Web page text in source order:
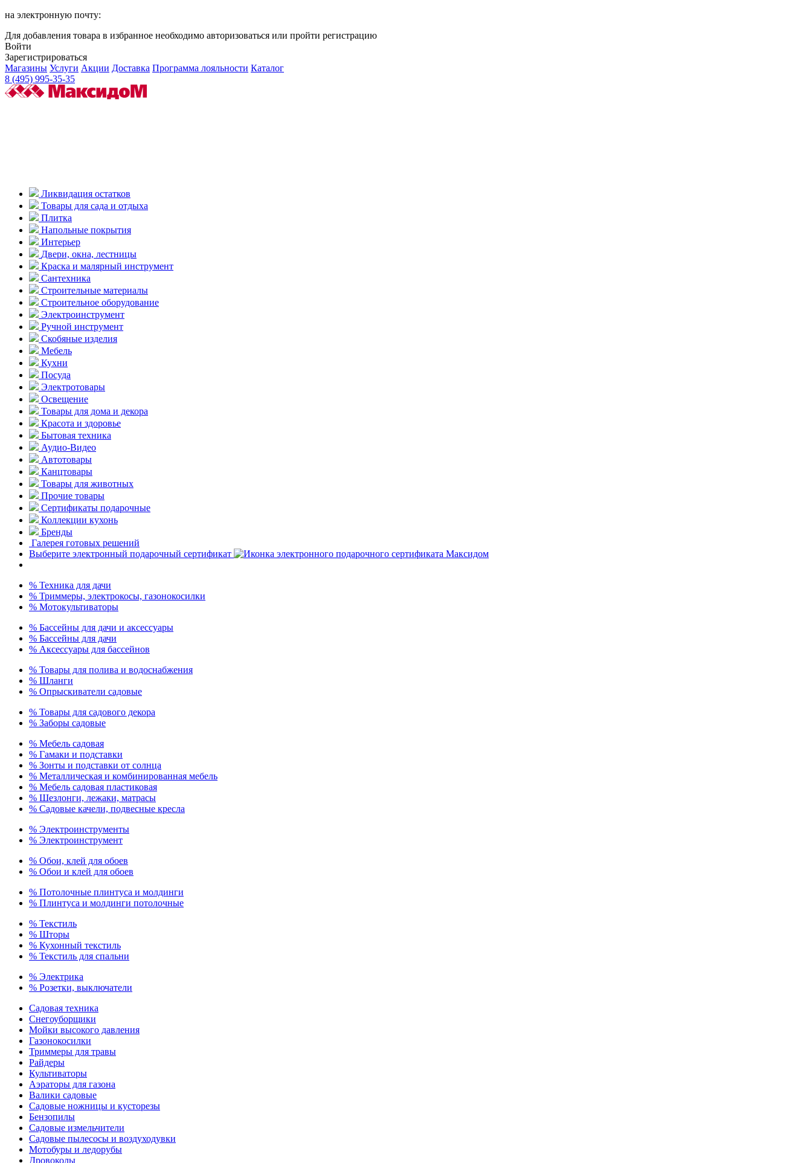
на электронную почту:
Для добавления товара в избранное необходимо авторизоваться или пройти регистрацию
Войти
Зарегистрироваться
Магазины Услуги Акции Доставка Программа лояльности Каталог
8 (495) 995-35-35
Ликвидация остатков
Товары для сада и отдыха
Плитка
Напольные покрытия
Интерьер
Двери, окна, лестницы
Краска и малярный инструмент
Сантехника
Строительные материалы
Строительное оборудование
Электроинструмент
Ручной инструмент
Скобяные изделия
Мебель
Кухни
Посуда
Электротовары
Освещение
Товары для дома и декора
Красота и здоровье
Бытовая техника
Аудио-Видео
Автотовары
Канцтовары
Товары для животных
Прочие товары
Сертификаты подарочные
Коллекции кухонь
Бренды
Галерея готовых решений
Выберите электронный подарочный сертификат
% Техника для дачи
% Триммеры, электрокосы, газонокосилки
% Мотокультиваторы
% Бассейны для дачи и аксессуары
% Бассейны для дачи
% Аксессуары для бассейнов
% Товары для полива и водоснабжения
% Шланги
% Опрыскиватели садовые
% Товары для садового декора
% Заборы садовые
% Мебель садовая
% Гамаки и подставки
% Зонты и подставки от солнца
% Металлическая и комбинированная мебель
% Мебель садовая пластиковая
% Шезлонги, лежаки, матрасы
% Садовые качели, подвесные кресла
% Электроинструменты
% Электроинструмент
% Обои, клей для обоев
% Обои и клей для обоев
% Потолочные плинтуса и молдинги
% Плинтуса и молдинги потолочные
% Текстиль
% Шторы
% Кухонный текстиль
% Текстиль для спальни
% Электрика
% Розетки, выключатели
Садовая техника
Снегоуборщики
Мойки высокого давления
Газонокосилки
Триммеры для травы
Райдеры
Культиваторы
Аэраторы для газона
Валики садовые
Садовые ножницы и кусторезы
Бензопилы
Садовые измельчители
Садовые пылесосы и воздуходувки
Мотобуры и ледорубы
Дровоколы